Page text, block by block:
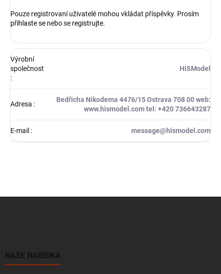
Pouze registrovaní uživatelé mohou vkládat příspěvky. Prosím
přihlaste se nebo se registrujte.
Výrobní
společnost
:
HiSModel
Adresa :
Bedřicha Nikodema 4476/15 Ostrava 708 00 web:
www.hismodel.com tel: +420 736643287
E-mail : message@hismodel.com
NAŠE NABÍDKA